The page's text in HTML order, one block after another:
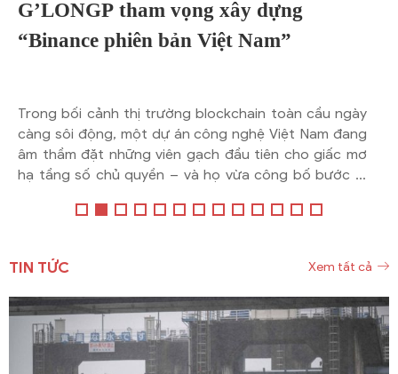
G’LONGP tham vọng xây dựng
“Binance phiên bản Việt Nam”
Trong bối cảnh thị trường blockchain toàn cầu ngày
càng sôi động, một dự án công nghệ Việt Nam đang
âm thầm đặt những viên gạch đầu tiên cho giấc mơ
hạ tầng số chủ quyền – và họ vừa công bố bước đi
TIN TỨC Xem tất cả